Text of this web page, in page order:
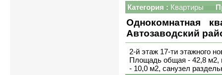
Категория : Квартиры
Однокомнатная
Автозаводский
2-й этаж 17-ти этажного
Площадь общая - 42,8 м2,
- 10,0 м2, санузел